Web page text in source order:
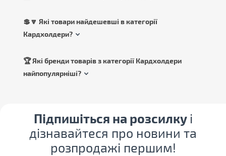
💲🔽 Які товари найдешевші в категорії
Кардхолдери?
🏆 Які бренди товарів з категорії Кардхолдери
найпопулярніші?
Підпишіться на розсилку і
дізнавайтеся про новини та
розпродажі першим!